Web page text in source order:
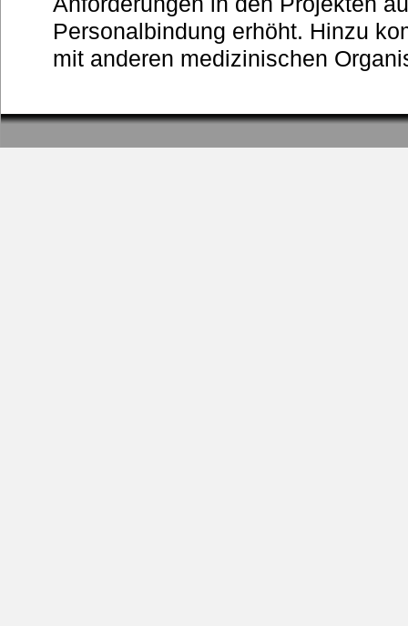
Personalbindung erhöht. Hinzu
mit anderen medizinischen